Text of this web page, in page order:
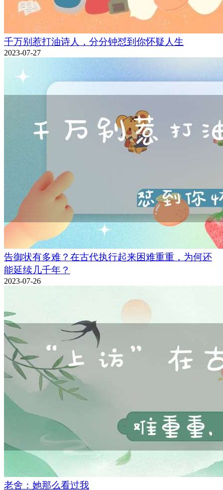
千万别惹打油诗人，分分钟怼到你怀疑人生
2023-07-27
告御状有多难？在古代执行起来困难重重，为何还
能延续几千年？
2023-07-26
老舍：她那么看过我